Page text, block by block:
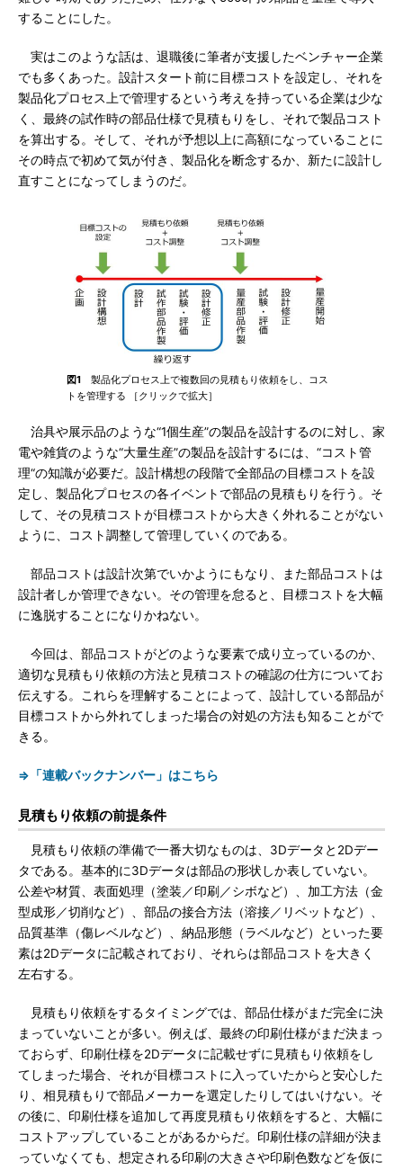
することにした。
実はこのような話は、退職後に筆者が支援したベンチャー企業
でも多くあった。設計スタート前に目標コストを設定し、それを
製品化プロセス上で管理するという考えを持っている企業は少な
く、最終の試作時の部品仕様で見積もりをし、それで製品コスト
を算出する。そして、それが予想以上に高額になっていることに
その時点で初めて気が付き、製品化を断念するか、新たに設計し
直すことになってしまうのだ。
図1 製品化プロセス上で複数回の見積もり依頼をし、コス
トを管理する ［クリックで拡大］
治具や展示品のような“1個生産”の製品を設計するのに対し、家
電や雑貨のような“大量生産”の製品を設計するには、“コスト管
理“の知識が必要だ。設計構想の段階で全部品の目標コストを設
定し、製品化プロセスの各イベントで部品の見積もりを行う。そ
して、その見積コストが目標コストから大きく外れることがない
ように、コスト調整して管理していくのである。
部品コストは設計次第でいかようにもなり、また部品コストは
設計者しか管理できない。その管理を怠ると、目標コストを大幅
に逸脱することになりかねない。
今回は、部品コストがどのような要素で成り立っているのか、
適切な見積もり依頼の方法と見積コストの確認の仕方についてお
伝えする。これらを理解することによって、設計している部品が
目標コストから外れてしまった場合の対処の方法も知ることがで
きる。
⇒「連載バックナンバー」はこちら
見積もり依頼の前提条件
見積もり依頼の準備で一番大切なものは、3Dデータと2Dデー
タである。基本的に3Dデータは部品の形状しか表していない。
公差や材質、表面処理（塗装／印刷／シボなど）、加工方法（金
型成形／切削など）、部品の接合方法（溶接／リベットなど）、
品質基準（傷レベルなど）、納品形態（ラベルなど）といった要
素は2Dデータに記載されており、それらは部品コストを大きく
左右する。
見積もり依頼をするタイミングでは、部品仕様がまだ完全に決
まっていないことが多い。例えば、最終の印刷仕様がまだ決まっ
ておらず、印刷仕様を2Dデータに記載せずに見積もり依頼をし
てしまった場合、それが目標コストに入っていたからと安心した
り、相見積もりで部品メーカーを選定したりしてはいけない。そ
の後に、印刷仕様を追加して再度見積もり依頼をすると、大幅に
コストアップしていることがあるからだ。印刷仕様の詳細が決ま
っていなくても、想定される印刷の大きさや印刷色数などを仮に